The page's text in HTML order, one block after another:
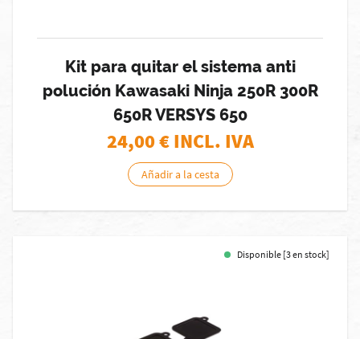
Kit para quitar el sistema anti
polución Kawasaki Ninja 250R 300R
650R VERSYS 650
24,00€ INCL. IVA
Añadir a la cesta
Disponible [3 en stock]